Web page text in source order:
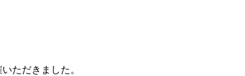
ただきました。